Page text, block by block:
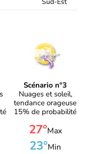
Sud-Est
Scénario n°3
Nuages et soleil,
tendance orageuse
15% de probabilité
27°Max
23°Min